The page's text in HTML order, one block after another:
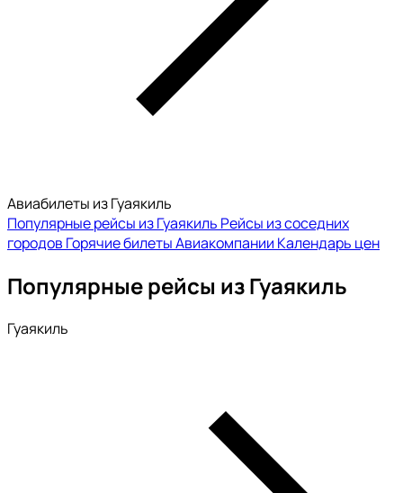
Авиабилеты из Гуаякиль
Популярные рейсы из Гуаякиль Рейсы из соседних
городов Горячие билетыАвиакомпании Календарь цен
Популярные рейсы из Гуаякиль
Гуаякиль